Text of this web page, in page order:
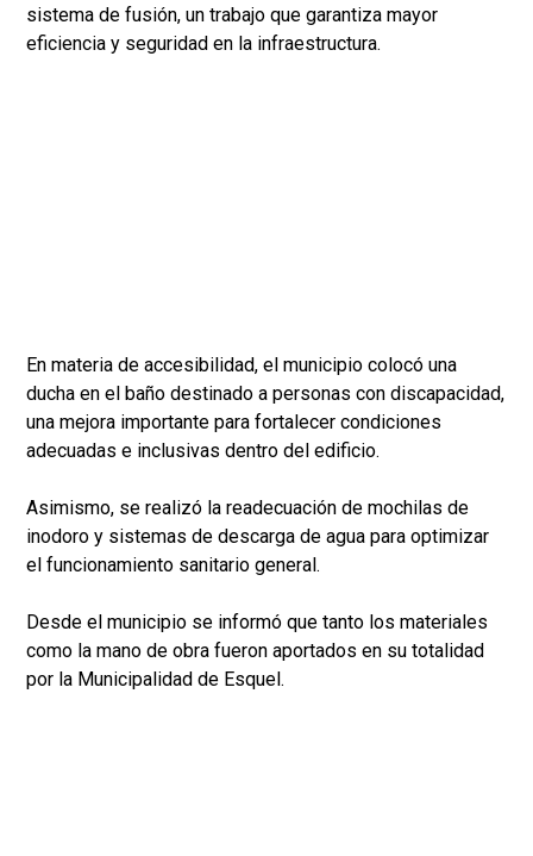
sistema de fusión, un trabajo que garantiza mayor
eficiencia y seguridad en la infraestructura.
En materia de accesibilidad, el municipio colocó una
ducha en el baño destinado a personas con discapacidad,
una mejora importante para fortalecer condiciones
adecuadas e inclusivas dentro del edificio.
Asimismo, se realizó la readecuación de mochilas de
inodoro y sistemas de descarga de agua para optimizar
el funcionamiento sanitario general.
Desde el municipio se informó que tanto los materiales
como la mano de obra fueron aportados en su totalidad
por la Municipalidad de Esquel.